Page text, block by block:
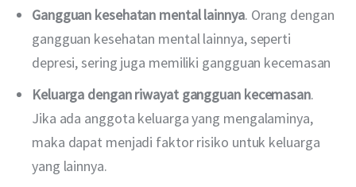
Gangguan kesehatan mental lainnya. Orang dengan
gangguan kesehatan mental lainnya, seperti
depresi, sering juga memiliki gangguan kecemasan
Keluarga dengan riwayat gangguan kecemasan.
Jika ada anggota keluarga yang mengalaminya,
maka dapat menjadi faktor risiko untuk keluarga
yang lainnya.